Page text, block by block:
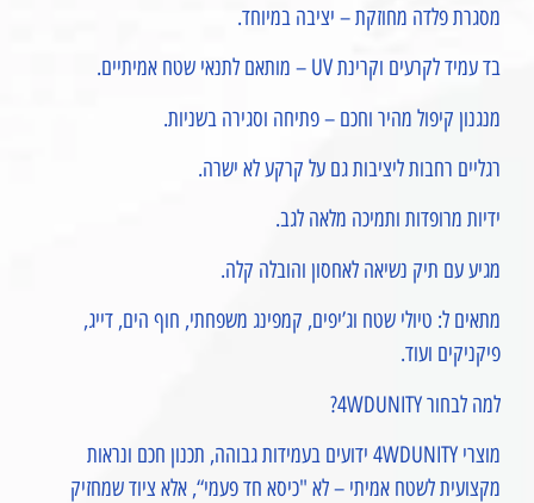
מסגרת פלדה מחוזקת – יציבה במיוחד.
בד עמיד לקרעים וקרינת UV – מותאם לתנאי שטח אמיתיים.
מנגנון קיפול מהיר וחכם – פתיחה וסגירה בשניות.
רגליים רחבות ליציבות גם על קרקע לא ישרה.
ידיות מרופדות ותמיכה מלאה לגב.
מגיע עם תיק נשיאה לאחסון והובלה קלה.
מתאים ל: טיולי שטח וג’יפים, קמפינג משפחתי, חוף הים, דייג,
פיקניקים ועוד.
למה לבחור 4WDUNITY?
מוצרי 4WDUNITY ידועים בעמידות גבוהה, תכנון חכם ונראות
מקצועית לשטח אמיתי – לא "כיסא חד פעמי“, אלא ציוד שמחזיק